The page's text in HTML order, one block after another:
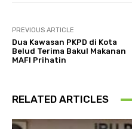
PREVIOUS ARTICLE
Dua Kawasan PKPD di Kota
Belud Terima Bakul Makanan
MAFI Prihatin
RELATED ARTICLES